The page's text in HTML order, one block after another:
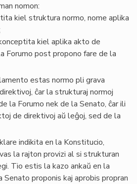
nomon:
kiel struktura normo, nome aplika
kiel aplika akto de
Forumo post propono fare de la
estas normo pli grava
ĉar la strukturaj normoj
la Forumo nek de la Senato, ĉar ili
de direktivoj aŭ leĝoj, sed de la
indikita en la Konstitucio,
la rajton provizi al si strukturan
Tio estis la kazo ankaŭ en la
proponis kaj aprobis propran